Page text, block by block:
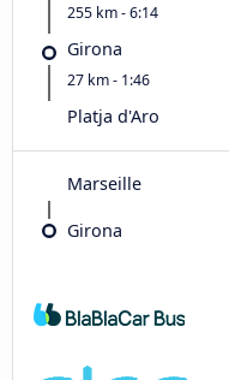
255 km - 6:14
Girona
27 km - 1:46
Platja d'Aro
Marseille
Girona